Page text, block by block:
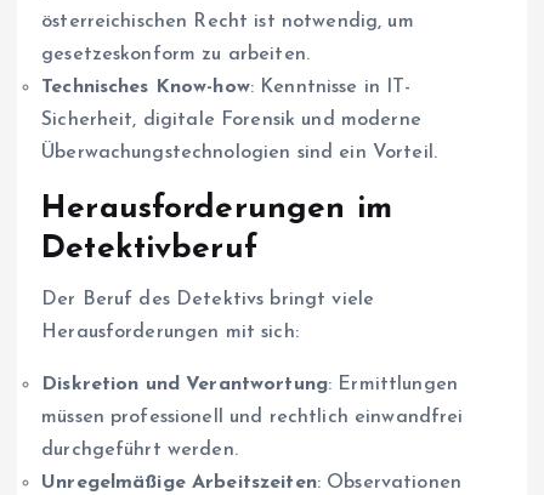
österreichischen Recht ist notwendig, um
gesetzeskonform zu arbeiten.
Technisches Know-how: Kenntnisse in IT-
Sicherheit, digitale Forensik und moderne
Überwachungstechnologien sind ein Vorteil.
Herausforderungen im
Detektivberuf
Der Beruf des Detektivs bringt viele
Herausforderungen mit sich:
Diskretion und Verantwortung: Ermittlungen
müssen professionell und rechtlich einwandfrei
durchgeführt werden.
Unregelmäßige Arbeitszeiten: Observationen